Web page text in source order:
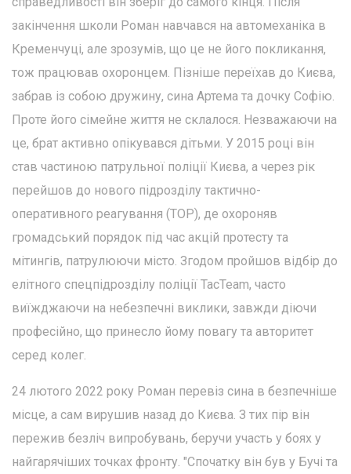
закінчення школи Роман навчався на автомеханіка в
Кременчуці, але зрозумів, що це не його покликання,
тож працював охоронцем. Пізніше переїхав до Києва,
забрав із собою дружину, сина Артема та дочку Софію.
Проте його сімейне життя не склалося. Незважаючи на
це, брат активно опікувався дітьми. У 2015 році він
став частиною патрульної поліції Києва, а через рік
перейшов до нового підрозділу тактично-
оперативного реагування (ТОР), де охороняв
громадський порядок під час акцій протесту та
мітингів, патрулюючи місто. Згодом пройшов відбір до
елітного спецпідрозділу поліції TacTeam, часто
виїжджаючи на небезпечні виклики, завжди діючи
професійно, що принесло йому повагу та авторитет
серед колег.
24 лютого 2022 року Роман перевіз сина в безпечніше
місце, а сам вирушив назад до Києва. З тих пір він
пережив безліч випробувань, беручи участь у боях у
найгарячіших точках фронту. "Спочатку він був у Бучі та